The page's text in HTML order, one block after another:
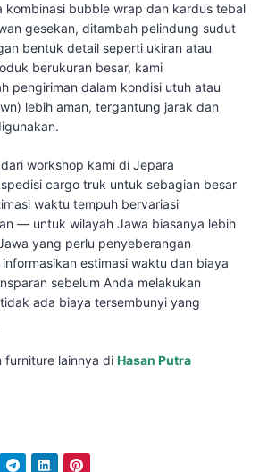
bubble wrap dan kardus tebal
gesekan, ditambah pelindung sudut
bentuk detail seperti ukiran atau
berukuran besar, kami
pengiriman dalam kondisi utuh atau
lebih aman, tergantung jarak dan
workshop kami di Jepara
cargo truk untuk sebagian besar
waktu tempuh bervariasi
— untuk wilayah Jawa biasanya lebih
yang perlu penyeberangan
estimasi waktu dan biaya
sebelum Anda melakukan
ada biaya tersembunyi yang
furniture lainnya di Hasan Putra